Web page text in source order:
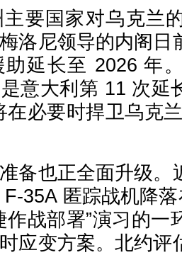
要国家对乌克兰
洛尼领导的内阁日
延长至 2026 年
意大利第 11 次延
在必要时捍卫乌克
备也正全面升级。
35A 匿踪战机降
作战部署”演习的一
应变方案。北约评